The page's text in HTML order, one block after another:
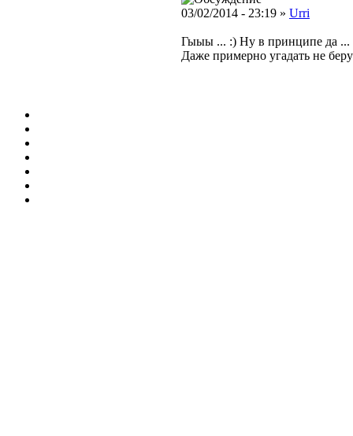
03/02/2014 - 23:19 » Urri
Гыыы ... :) Ну в принципе да ...
Даже примерно угадать не